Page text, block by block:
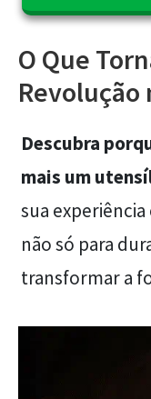
O Que
Revolução
Descubra
mais um
sua
não só para
transformar a